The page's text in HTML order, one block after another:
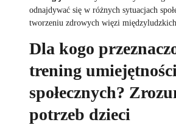
odnajdywać się w różnych sytuacjach
tworzeniu zdrowych więzi międzyludzkich.
Dla kogo
trening umiejętności
społecznych?
potrzeb dzieci